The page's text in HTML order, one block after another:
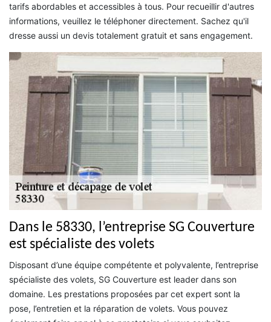
tarifs abordables et accessibles à tous. Pour recueillir d'autres
informations, veuillez le téléphoner directement. Sachez qu'il
dresse aussi un devis totalement gratuit et sans engagement.
Dans le 58330, l’entreprise SG Couverture
est spécialiste des volets
Disposant d’une équipe compétente et polyvalente, l’entreprise
spécialiste des volets, SG Couverture est leader dans son
domaine. Les prestations proposées par cet expert sont la
pose, l’entretien et la réparation de volets. Vous pouvez